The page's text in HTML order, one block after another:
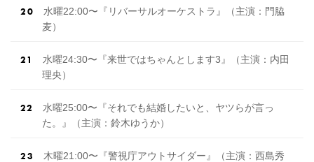
水曜22:00〜『リバーサルオーケストラ』（主演：門脇
麦）
水曜24:30〜『来世ではちゃんとします3』（主演：内田
理央）
水曜25:00〜『それでも結婚したいと、ヤツらが言っ
た。』（主演：鈴木ゆうか）
木曜21:00〜『警視庁アウトサイダー』（主演：西島秀